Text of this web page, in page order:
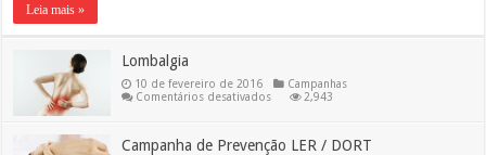
Leia mais »
Lombalgia
10 de fevereiro de 2016
Campanhas
Comentários desativadosem
2,943
Campanha de Prevenção LER / DORT